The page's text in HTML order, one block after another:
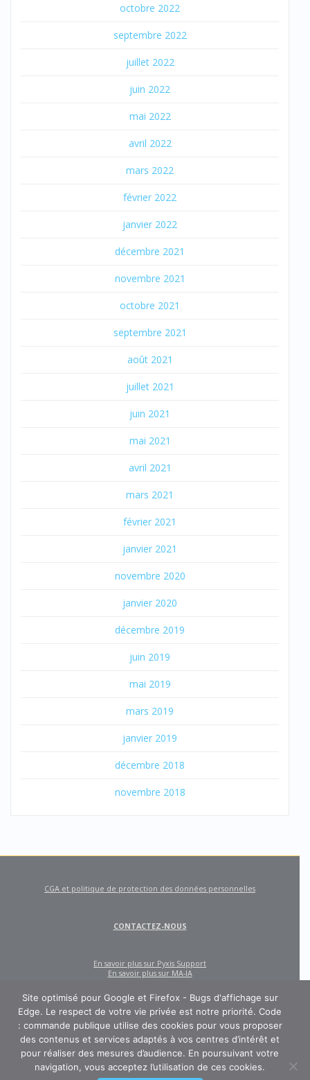
octobre 2022
septembre 2022
juillet 2022
juin 2022
mai 2022
avril 2022
mars 2022
février 2022
janvier 2022
décembre 2021
novembre 2021
octobre 2021
septembre 2021
août 2021
juillet 2021
juin 2021
mai 2021
avril 2021
mars 2021
février 2021
janvier 2021
novembre 2020
janvier 2020
décembre 2019
juin 2019
mai 2019
mars 2019
janvier 2019
décembre 2018
novembre 2018
CODE : COMMANDE PUBLIQUE
CGA et politique de protection des données personnelles
CONTACTEZ-NOUS
En savoir plus sur Pyxis Support
En savoir plus sur MA-IA
Site optimisé pour Google et Firefox - Bugs d'affichage sur
Edge. Le respect de votre vie privée est notre priorité. Code
: commande publique utilise des cookies pour vous proposer
des contenus et services adaptés à vos centres d’intérêt et
pour réaliser des mesures d’audience. En poursuivant votre
navigation, vous acceptez l’utilisation de ces cookies.